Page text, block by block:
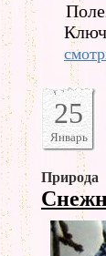
25
Январь
Природа